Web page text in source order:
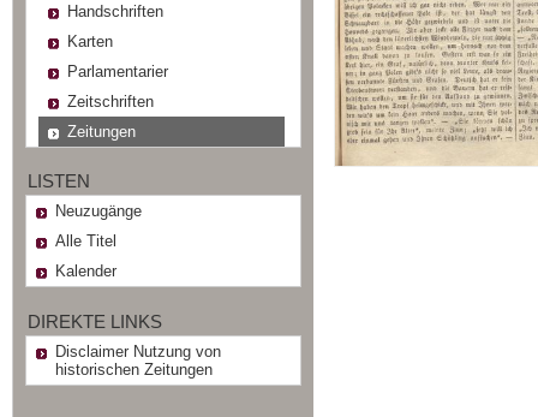
Handschriften
Karten
Parlamentarier
Zeitschriften
Zeitungen
LISTEN
Neuzugänge
Alle Titel
Kalender
DIREKTE LINKS
Disclaimer Nutzung von
historischen Zeitungen